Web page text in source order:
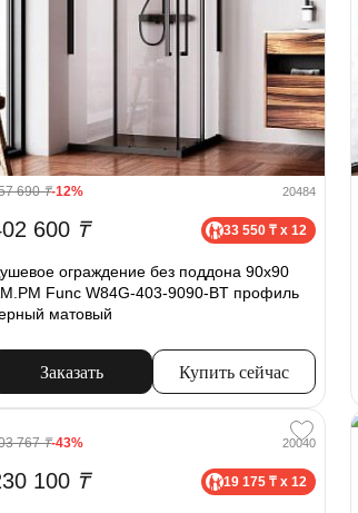
690₸-12% 20484
600 ₸ 33 550 ₸ x 12
ограждение без поддона 90x90
Func W84G-403-9090-BT профиль
матовый
Заказать Купить сейчас
767₸-43% 20040
100 ₸ 19 175 ₸ x 12